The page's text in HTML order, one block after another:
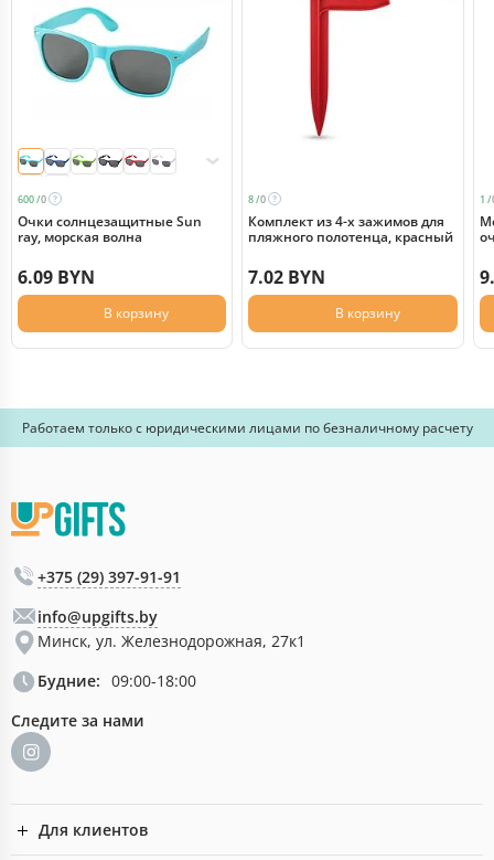
600 /0
Очки солнцезащитные Sun
ray, морская волна
6.09 BYN
В корзину
8 /0
Комплект из 4-х зажимов для
пляжного полотенца, красный
7.02 BYN
В корзину
1 /
Работаем только с юридическими лицами по безналичному расчету
+375 (29) 397-91-91
info@upgifts.by
Минск, ул. Железнодорожная, 27к1
Будние: 09:00-18:00
Следите за нами
Для клиентов